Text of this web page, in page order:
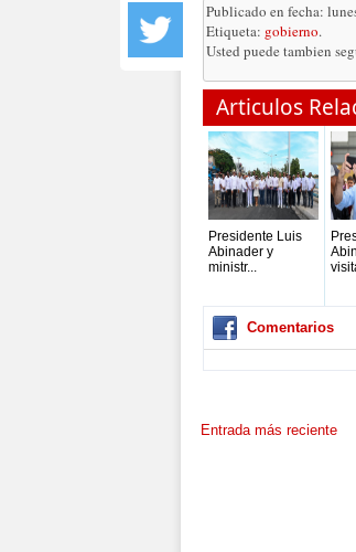
Publicado en fecha:
Etiqueta: gobierno.
Usted puede tambien
Articulos
Presidente Luis
Abinader y
ministr...
Comentarios
Entrada más reciente